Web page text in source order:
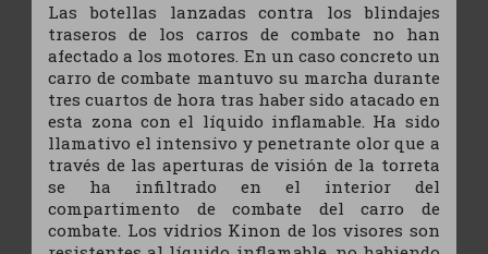
Las botellas lanzadas contra los blindajes
traseros de los carros de combate no han
afectado a los motores. En un caso concreto un
carro de combate mantuvo su marcha durante
tres cuartos de hora tras haber sido atacado en
esta zona con el líquido inflamable. Ha sido
llamativo el intensivo y penetrante olor que a
través de las aperturas de visión de la torreta
se ha infiltrado en el interior del
compartimento de combate del carro de
combate. Los vidrios Kinon de los visores son